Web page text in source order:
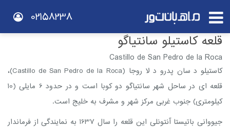
02158238
قلعه کاستیلو سانتیاگو
Castillo de San Pedro de la Roca
کاستیلو د سان پدرو د لا روجا (Castillo de San Pedro de la Roca)،
قلعه ای در ساحل شهر سانتیاگو دو کوبا است و در حدود 6 مایلی (10
کیلومتری) جنوب غربی مرکز شهر و مشرف به خلیج است.
جیووانی باتیستا آنتونلی این قلعه را سال 1637 به نمایندگی از فرماندار